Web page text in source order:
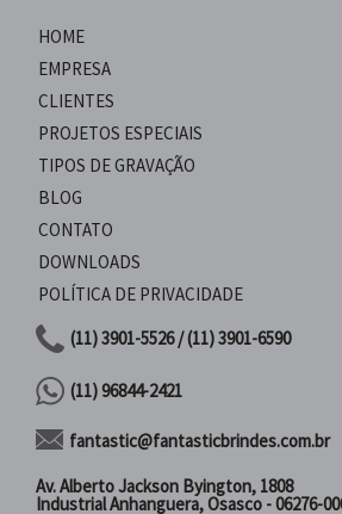
HOME
EMPRESA
CLIENTES
PROJETOS ESPECIAIS
TIPOS DE GRAVAÇÃO
BLOG
CONTATO
DOWNLOADS
POLÍTICA DE PRIVACIDADE
(11) 3901-5526 / (11) 3901-6590
(11) 96844-2421
fantastic@fantasticbrindes.com.br
Av. Alberto Jackson Byington, 1808
Industrial Anhanguera, Osasco - 06276-